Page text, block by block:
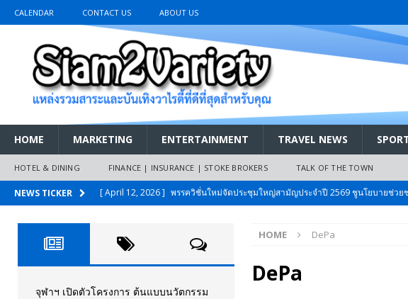
CALENDAR CONTACT US ABOUT US
HOME MARKETING ENTERTAINMENT TRAVEL NEWS
HOTEL & DINING FINANCE | INSURANCE | STOKE BROKERS TALK OF THE TOWN
NEWS TICKER [ April 12, 2026 ] พรรควิชั่นใหม่จัดประชุมใหญ่สามัญประจำปี 2569 ชูนโยบายช่ว
[ March 26, 2026 ]
เริ่มแล้วงานมหกรรมยานยนต์ The 47th Bangkok
เมย.2569
AUTO NEWS
[ February 10, 2026 ] นครปฐมส้มไม่แผ่ว แต่บ้านใหญ่ผนึกกำลัง สกัด!! เจาะสนามเจ
HOME DePa
DePa
จุฬาฯ เปิดตัวโครงการ ต้นแบบนวัตกรรม